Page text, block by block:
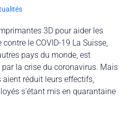
3D pour aider les
le COVID-19 La Suisse,
pays du monde, est
la crise du coronavirus. Mais
aient réduit leurs effectifs,
s'étant mis en quarantaine